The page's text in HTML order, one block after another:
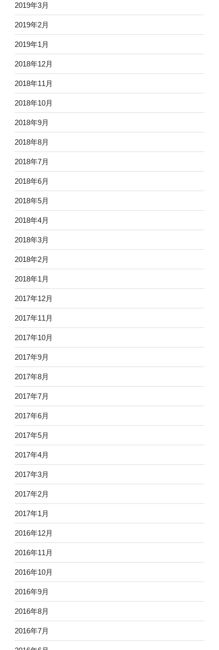
2019年3月
2019年2月
2019年1月
2018年12月
2018年11月
2018年10月
2018年9月
2018年8月
2018年7月
2018年6月
2018年5月
2018年4月
2018年3月
2018年2月
2018年1月
2017年12月
2017年11月
2017年10月
2017年9月
2017年8月
2017年7月
2017年6月
2017年5月
2017年4月
2017年3月
2017年2月
2017年1月
2016年12月
2016年11月
2016年10月
2016年9月
2016年8月
2016年7月